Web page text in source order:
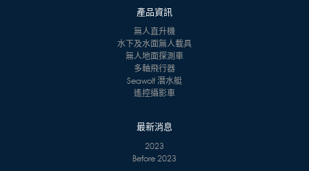
產品資訊
無人直升機
水下及水面無人載具
無人地面探測車
多軸飛行器
Seawolf 潛水艇
遙控攝影車
最新消息
2023
Before 2023